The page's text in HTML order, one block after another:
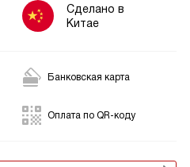
Сделано в
Китае
Банковская карта
Оплата по QR-коду